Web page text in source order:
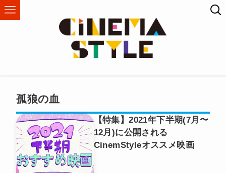
孤狼の血
【特集】2021年下半期(7月〜
12月)に公開される
CinemStyleオススメ映画